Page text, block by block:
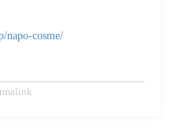
napo-cosme/